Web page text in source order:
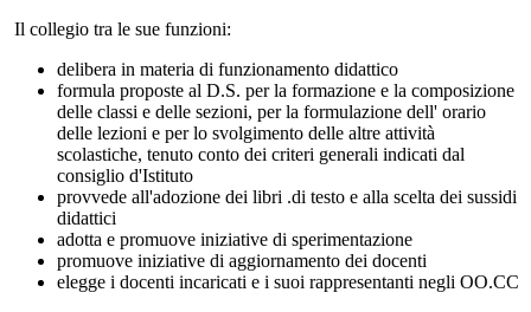
Il collegio tra le sue funzioni:
delibera in materia di funzionamento didattico
formula proposte al D.S. per la formazione e la composizione
delle classi e delle sezioni, per la formulazione dell' orario
delle lezioni e per lo svolgimento delle altre attività
scolastiche, tenuto conto dei criteri generali indicati dal
consiglio d'Istituto
provvede all'adozione dei libri .di testo e alla scelta dei sussidi
didattici
adotta e promuove iniziative di sperimentazione
promuove iniziative di aggiornamento dei docenti
elegge i docenti incaricati e i suoi rappresentanti negli OO.CC